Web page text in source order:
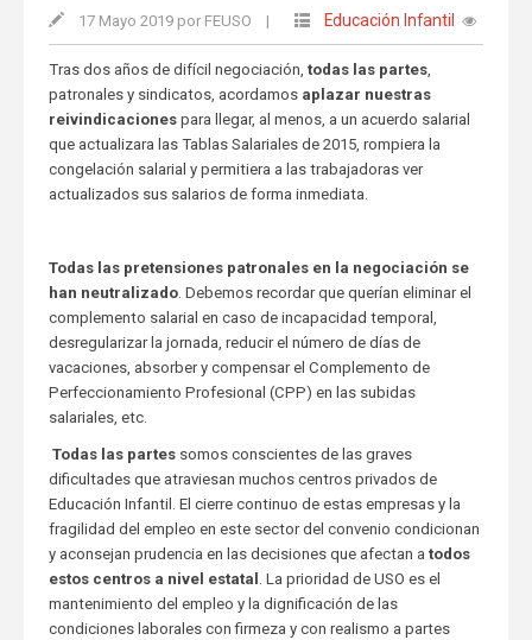
17 Mayo 2019 por FEUSO | Educación Infantil
Tras dos años de difícil negociación, todas las partes,
patronales y sindicatos, acordamos aplazar nuestras
reivindicacionespara llegar, al menos, a un acuerdo salarial
que actualizara las Tablas Salariales de 2015, rompiera la
congelación salarial y permitiera a las trabajadoras ver
actualizados sus salarios de forma inmediata.
Todas las pretensiones patronales en la negociación se
han neutralizado. Debemos recordar que querían eliminar el
complemento salarial en caso de incapacidad temporal,
desregularizar la jornada, reducir el número de días de
vacaciones, absorber y compensar el Complemento de
Perfeccionamiento Profesional (CPP) en las subidas
salariales, etc.
Todas las partessomos conscientes de las graves
dificultades que atraviesan muchos centros privados de
Educación Infantil. El cierre continuo de estas empresas y la
fragilidad del empleo en este sector del convenio condicionan
y aconsejan prudencia en las decisiones que afectan a todos
estos centros a nivel estatal . La prioridad de USO es el
mantenimiento del empleo y la dignificación de las
condiciones laborales con firmeza y con realismo a partes